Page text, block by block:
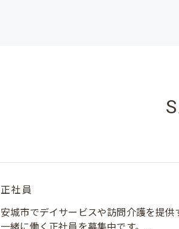
正社員
安城市でデイサービスや訪問介護を提供